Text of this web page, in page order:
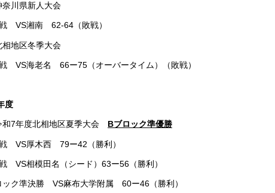
川県新人大会
VS湘南 62-64（敗戦）
地区冬季大会
VS海老名 66ー75（オーバータイム）（敗戦）
度
7年度北相地区夏季大会 Bブロック準優勝
VS厚木西 79ー42（勝利）
VS相模田名（シード）63ー56（勝利）
ク準決勝 VS麻布大学附属 60ー46（勝利）